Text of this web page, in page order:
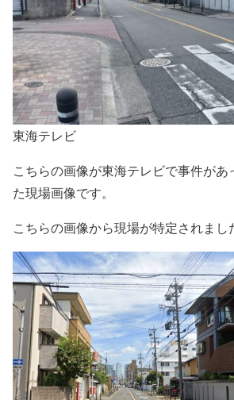
東海テレビ
こちらの画像が東海テレビで事件が
た現場画像です。
こちらの画像から現場が特定されまし